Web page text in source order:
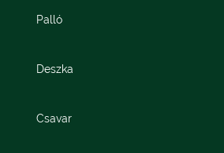
Palló
Deszka
Csavar